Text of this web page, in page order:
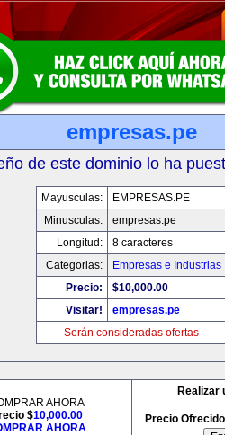
empresas.pe
de este dominio lo ha
Mayusculas:
EMPRESAS.PE
Minusculas:
empresas.pe
Longitud:
8 caracteres
Categorias:
Empresas e Industrias
Precio:
$10,000.00
Visitar!
empresas.pe
Serán consideradas ofertas
AHORA
$10,000.00
AHORA
Realizar
Precio